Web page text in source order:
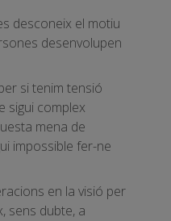
desconeix el motiu
desenvolupen
si tenim tensió
sigui complex
mena de
impossible fer-ne
en la visió per
sens dubte, a